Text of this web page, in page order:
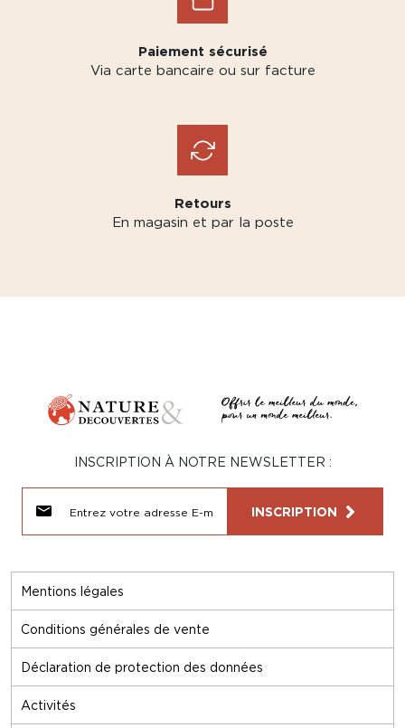
Paiement sécurisé
Via carte bancaire ou sur facture
Retours
En magasin et par la poste
Mentions légales
Conditions générales de vente
Déclaration de protection des données
Activités
INSCRIPTION À NOTRE NEWSLETTER :
INSCRIPTION